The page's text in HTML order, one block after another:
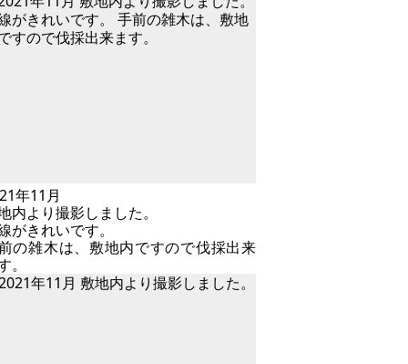
年11月
内より撮影しました。
がきれいです。
の雑木は、敷地内ですので伐採出来
。